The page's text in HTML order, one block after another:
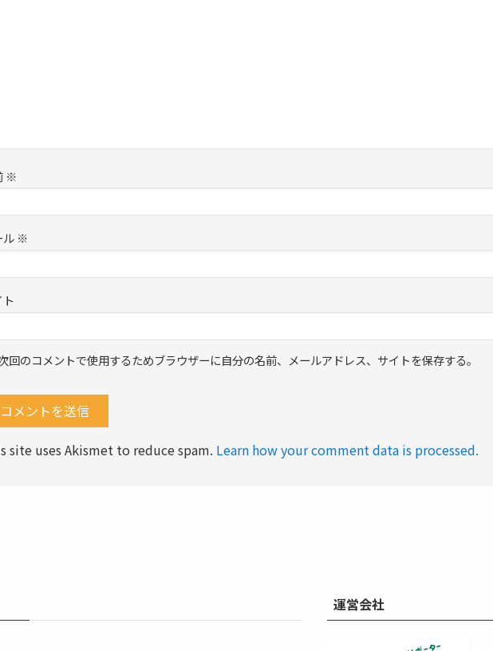
※
ル ※
回のコメントで使用するためブラウザーに自分の名前、メールアドレス、サイトを保存する。
site uses Akismet to reduce spam. Learn how your comment data is processed.
運営会社